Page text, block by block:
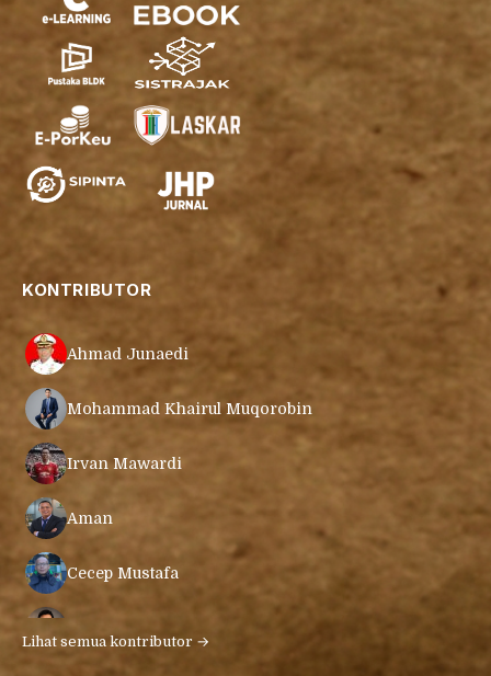
KONTRIBUTOR
Ahmad Junaedi
Mohammad Khairul Muqorobin
Irvan Mawardi
Aman
Cecep Mustafa
Lihat semua kontributor →